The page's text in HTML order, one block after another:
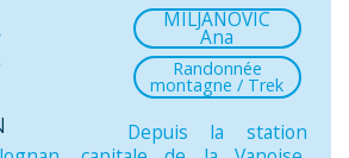
MILJANOVIC
Ana
Randonnée
montagne / Trek
Depuis la station